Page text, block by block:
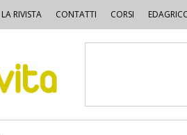
LA RIVISTA CONTATTI CORSI